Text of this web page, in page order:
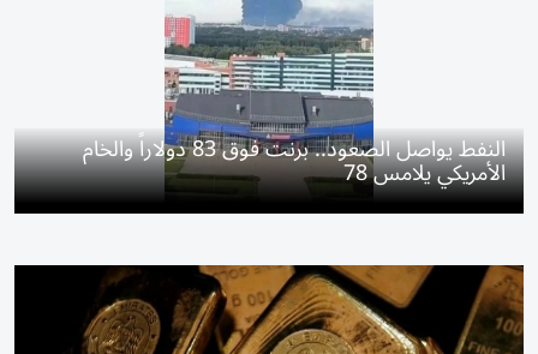
النفط يواصل الصعود.. برنت فوق 83 دولاراً والخام
الأمريكي يلامس 78